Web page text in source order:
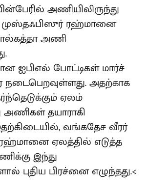
அணியிலிருந்து
ரஹ்மானை
அணி
ஐபிஎல் போட்டிகள் மார்ச்
அதற்காக
ஏலம்
தயாராகி
வங்கதேச வீரர்
ஏலத்தில் எடுத்த
இந்து
புதிய பிரச்னை எழுந்தது.<